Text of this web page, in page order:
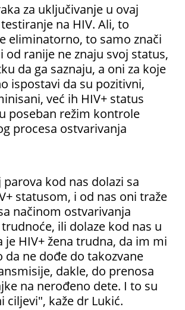
za uključivanje u ovaj
na HIV. Ali, to
eliminatorno, to samo znači
od ranije ne znaju svoj status,
da ga saznaju, a oni za koje
ispostavi da su pozitivni,
već ih HIV+ status
poseban režim kontrole
procesa ostvarivanja
kod nas dolazi sa
statusom, i od nas oni traže
načinom ostvarivanja
ili dolaze kod nas u
je HIV+ žena trudna, da im mi
ne dođe do takozvane
dakle, do prenosa
na nerođeno dete. I to su
ciljevi", kaže dr Lukić.